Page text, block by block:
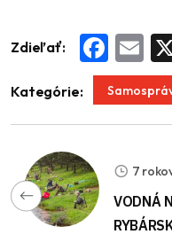
Zdieľať: Facebook
Email
Kategórie:
7
VODNÁ